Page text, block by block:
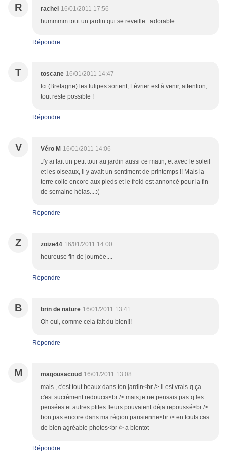
R rachel 16/01/2011 17:56
hummmm tout un jardin qui se reveille...adorable...
Répondre
T toscane 16/01/2011 14:47
Ici (Bretagne) les tulipes sortent, Février est à venir, attention,
tout reste possible !
Répondre
V Véro M 16/01/2011 14:06
J'y ai fait un petit tour au jardin aussi ce matin, et avec le soleil
et les oiseaux, il y avait un sentiment de printemps !! Mais la
terre colle encore aux pieds et le froid est annoncé pour la fin
de semaine hélas....:(
Répondre
Z zoize44 16/01/2011 14:00
heureuse fin de journée....
Répondre
B brin de nature 16/01/2011 13:41
Oh oui, comme cela fait du bien!!!
Répondre
M magousacoud 16/01/2011 13:08
mais , c'est tout beaux dans ton jardin<br /> il est vrais q ça
c'est sucrément redoucis<br /> mais,je ne pensais pas q les
pensées et autres ptites fleurs pouvaient déja repoussé<br />
bon,pas encore dans ma région parisienne<br /> en touts cas
de bien agréable photos<br /> a bientot
Répondre